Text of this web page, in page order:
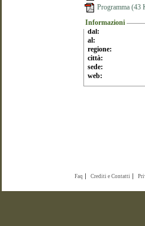
Programma (43
Informazioni
dal:
al:
regione:
città:
sede:
web:
Faq Crediti e Contatti